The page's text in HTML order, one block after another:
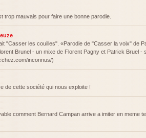
trop mauvais pour faire une bonne parodie.
"Casser les couilles". «Parodie de "Casser la voix" de
Brunel - un mixe de Florent Pagny et Patrick Bruel -
inconnus/)
de cette société qui nous exploite !
comment Bernard Campan arrive a imiter en meme